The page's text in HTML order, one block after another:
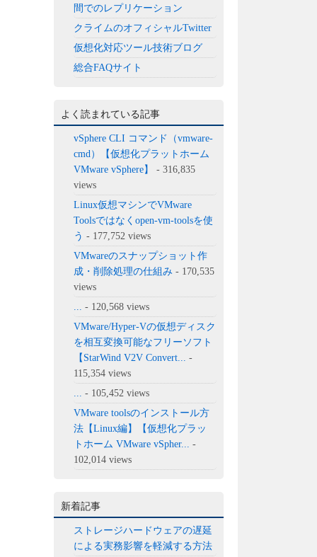
間でのレプリケーション
クライムのオフィシャルTwitter
仮想化対応ツール技術ブログ
総合FAQサイト
よく読まれている記事
vSphere CLI コマンド（vmware-
cmd）【仮想化プラットホーム
VMware vSphere】
- 316,835
views
Linux仮想マシンでVMware
Toolsではなくopen-vm-toolsを使
う - 177,752 views
VMwareのスナップショット作
成・削除処理の仕組み - 170,535
views
- 120,568 views
VMware/Hyper-Vの仮想ディスク
を相互変換可能なフリーソフト
【StarWind V2V Convert...
-
115,354 views
- 105,452 views
VMware toolsのインストール方
法【Linux編】【仮想化プラッ
トホーム VMware vSpher...
-
102,014 views
新着記事
ストレージハードウェアの遅延
による実務影響を軽減する方法